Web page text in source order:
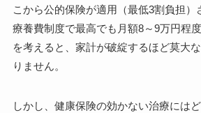
こから公的保険が適用（最低3割負担）
療養費制度で最高でも月額8～9万円程
を考えると、家計が破綻するほど莫大
りません。
しかし、健康保険の効かない治療には